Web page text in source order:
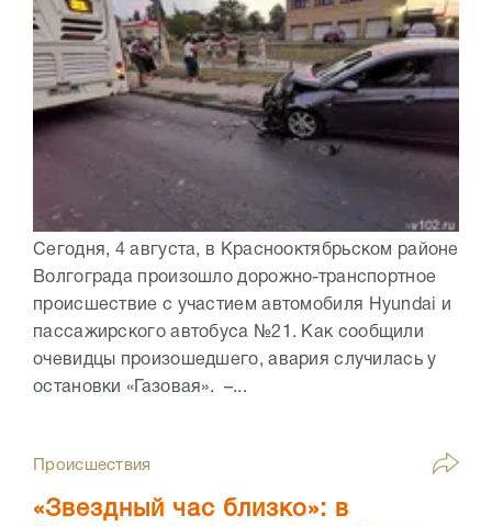
Сегодня, 4 августа, в Краснооктябрьском районе
Волгограда произошло дорожно-транспортное
происшествие с участием автомобиля Hyundai и
пассажирского автобуса №21. Как сообщили
очевидцы произошедшего, авария случилась у
остановки «Газовая». –...
Происшествия
«Звездный час близко»: в